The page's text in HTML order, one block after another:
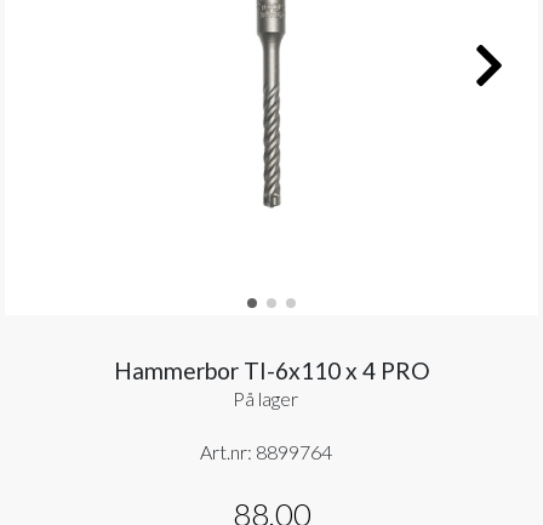
Hammerbor TI-6x110 x 4 PRO
På lager
Art.nr: 8899764
88,00